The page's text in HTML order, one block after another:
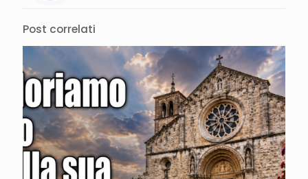
Post correlati